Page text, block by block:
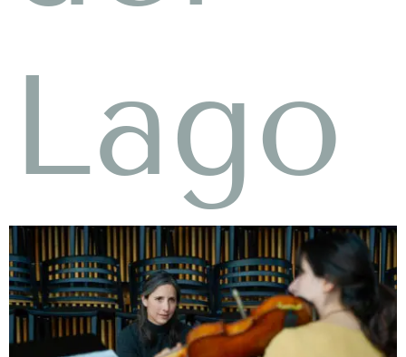
Lago